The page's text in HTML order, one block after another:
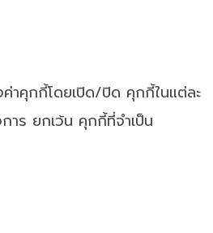
าคุกกี้โดยเปิด/ปิด คุกกี้ในแต่ละ
าร ยกเว้น คุกกี้ที่จำเป็น